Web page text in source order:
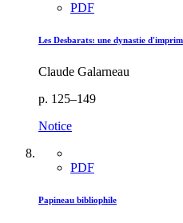
PDF
Les Desbarats: une dynastie
Claude Galarneau
p. 125–149
Notice
PDF
Papineau bibliophile